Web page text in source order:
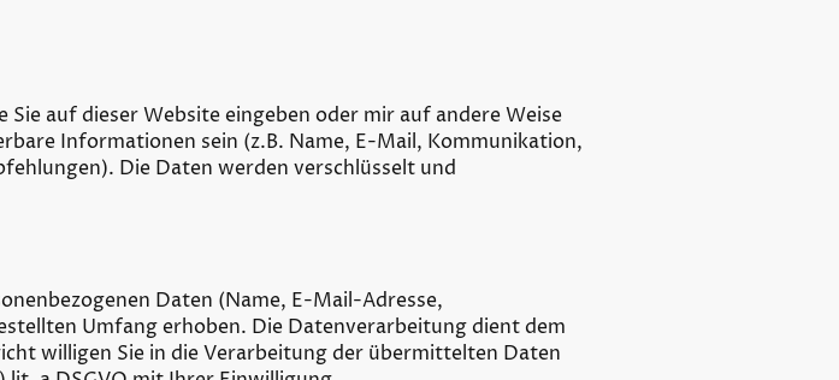
auf dieser Website eingeben oder mir auf andere Weise
Informationen sein (z.B. Name, E-Mail, Kommunikation,
Die Daten werden verschlüsselt und
Daten (Name, E-Mail-Adresse,
Umfang erhoben. Die Datenverarbeitung dient dem
willigen Sie in die Verarbeitung der übermittelten Daten